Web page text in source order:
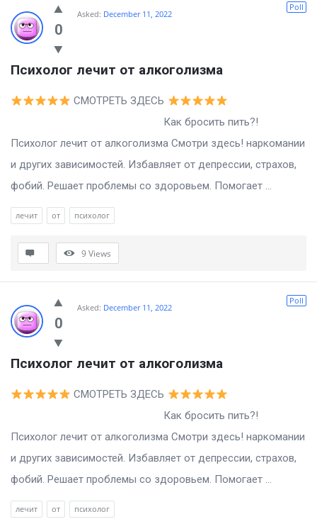
0
Poll
Asked: December 11, 2022
Психолог лечит от алкоголизма
СМОТРЕТЬ ЗДЕСЬ
Как бросить пить?!
Психолог лечит от алкоголизма Смотри здесь! наркомании
и других зависимостей. Избавляет от депрессии, страхов,
фобий. Решает проблемы со здоровьем. Помогает ...
лечит от психолог
9Views
0
Poll
Asked: December 11, 2022
Психолог лечит от алкоголизма
СМОТРЕТЬ ЗДЕСЬ
Как бросить пить?!
Психолог лечит от алкоголизма Смотри здесь! наркомании
и других зависимостей. Избавляет от депрессии, страхов,
фобий. Решает проблемы со здоровьем. Помогает ...
лечит от психолог